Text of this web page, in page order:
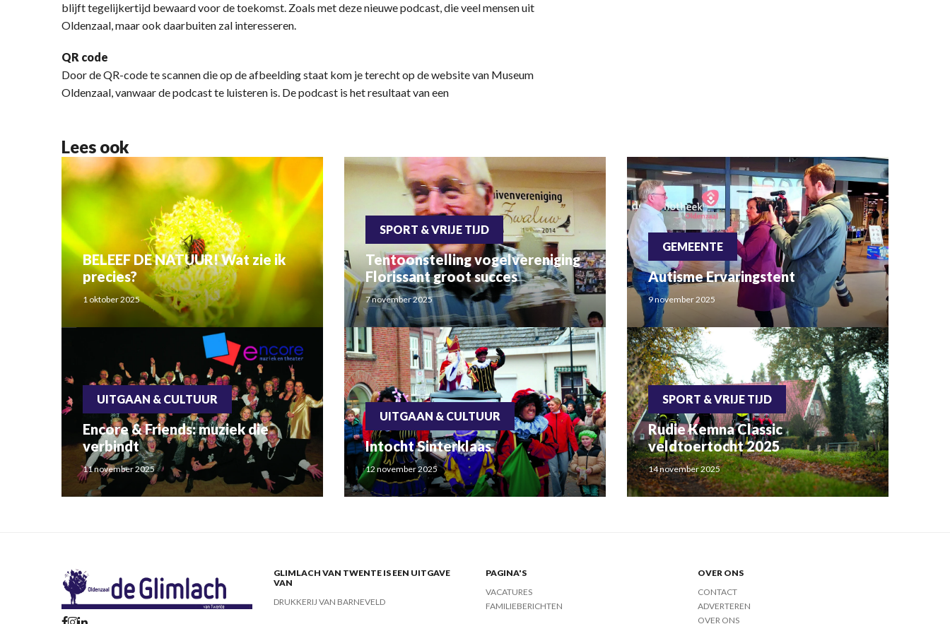
blijft tegelijkertijd bewaard voor de toekomst. Zoals met deze nieuwe podcast, die veel mensen uit
Oldenzaal, maar ook daarbuiten zal interesseren.
QR code
Door de QR-code te scannen die op de afbeelding staat kom je terecht op de website van Museum
Oldenzaal, vanwaar de podcast te luisteren is. De podcast is het resultaat van een
Lees ook
BELEEF DE NATUUR! Wat zie ik
precies?
1 oktober 2025
SPORT & VRIJE TIJD
Tentoonstelling vogelvereniging
Florissant groot succes
7 november 2025
GEMEENTE
Autisme Ervaringstent
9 november 2025
UITGAAN & CULTUUR
Encore & Friends: muziek die
verbindt
11 november 2025
UITGAAN & CULTUUR
Intocht Sinterklaas
12 november 2025
SPORT & VRIJE TIJD
Rudie Kemna Classic
veldtoertocht 2025
14 november 2025
GLIMLACH VAN TWENTE IS EEN UITGAVE
VAN
DRUKKERIJ VAN BARNEVELD
PAGINA'S
VACATURES
FAMILIEBERICHTEN
OVER ONS
CONTACT
ADVERTEREN
OVER ONS